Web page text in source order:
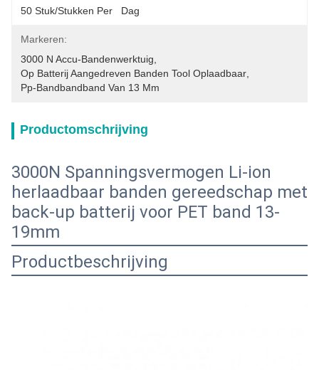
50 Stuk/Stukken Per   Dag
Markeren:
3000 N Accu-Bandenwerktuig
Op Batterij Aangedreven Banden Tool Oplaadbaar
Pp-Bandbandband Van 13 Mm
Productomschrijving
3000N Spanningsvermogen Li-ion
herlaadbaar banden gereedschap met
back-up batterij voor PET band 13-
19mm
Productbeschrijving